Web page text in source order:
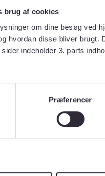
brug af cookies
om dine besøg ved
hvordan disse bliver
sider indeholder 3. parts
Præferencer